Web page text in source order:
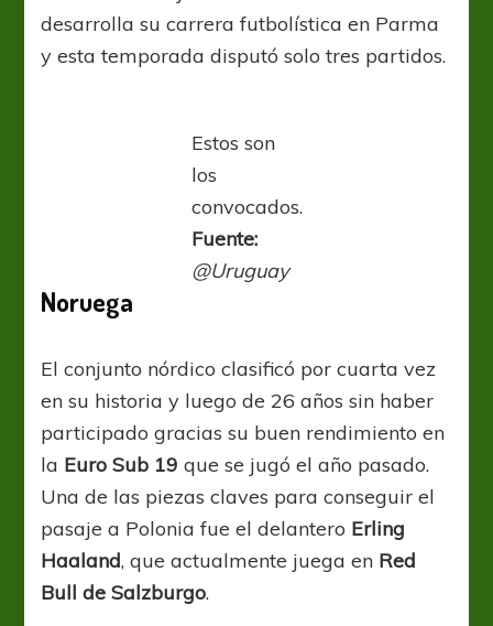
desarrolla su carrera futbolística en Parma
y esta temporada disputó solo tres partidos.
Estos son
los
convocados.
Fuente:
@Uruguay
Noruega
El conjunto nórdico clasificó por cuarta vez
en su historia y luego de 26 años sin haber
participado gracias su buen rendimiento en
la Euro Sub 19 que se jugó el año pasado.
Una de las piezas claves para conseguir el
pasaje a Polonia fue el delantero Erling
Haaland, que actualmente juega en Red
Bull de Salzburgo.